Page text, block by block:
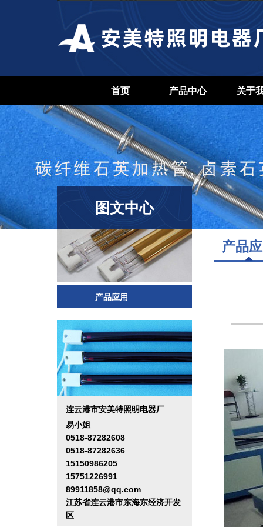
首页 产品中心 关于
图文中心
产品应用
连云港市安美特照明电器厂
易小姐
0518-87282608
0518-87282636
15150986205
15751226991
89911858@qq.com
江苏省连云港市东海东经济开发
区
产品